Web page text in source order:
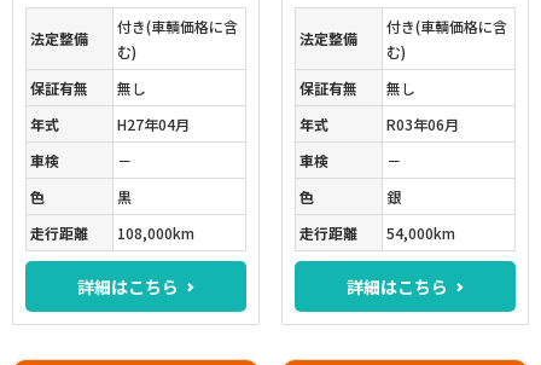
法定整備
付き(車輌価格に含
む)
保証有無
無し
年式
H27年04月
車検
－
色
黒
走行距離
108,000km
詳細はこちら
法定整備
付き(車輌価格に含
む)
保証有無
無し
年式
R03年06月
車検
－
色
銀
走行距離
54,000km
詳細はこちら